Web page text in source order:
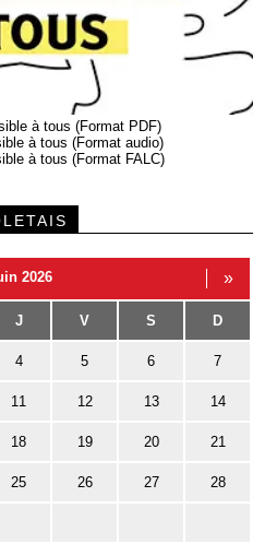
à tous (Format PDF)
à tous (Format audio)
à tous (Format FALC)
2026 »
J V S D
4 5 6 7
11 12 13 14
18 19 20 21
25 26 27 28